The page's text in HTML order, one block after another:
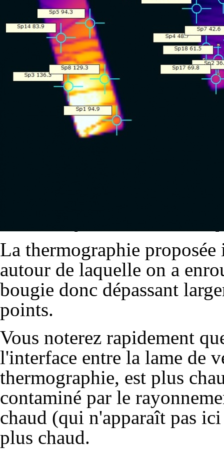
La thermographie
autour de laquelle on a
bougie donc dépassant
points.
Vous noterez rapidement
l'interface entre la lame de
thermographie, est plus
contaminé par le
chaud (qui n'apparaît pas
plus chaud.